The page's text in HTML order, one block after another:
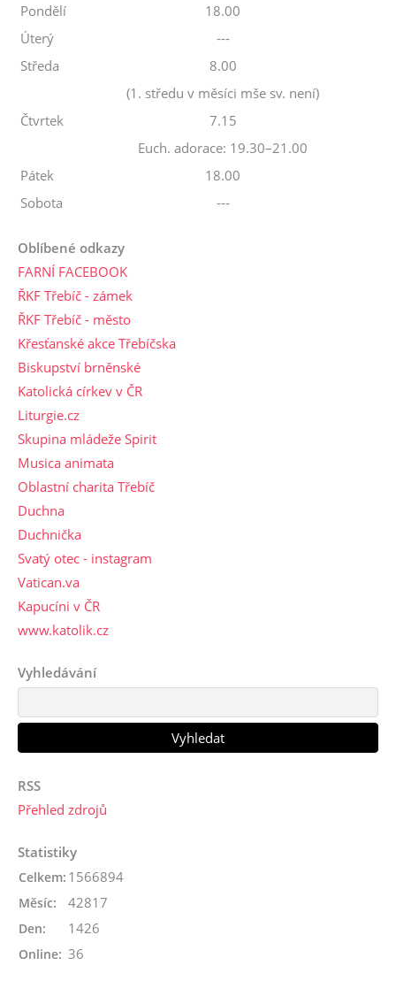
Pondělí
18.00
Úterý
---
Středa
8.00
(1. středu v měsíci mše sv. není)
Čtvrtek
7.15
Euch. adorace: 19.30–21.00
Pátek
18.00
Sobota
---
Oblíbené odkazy
FARNÍ FACEBOOK
ŘKF Třebíč - zámek
ŘKF Třebíč - město
Křesťanské akce Třebíčska
Biskupství brněnské
Katolická církev v ČR
Liturgie.cz
Skupina mládeže Spirit
Musica animata
Oblastní charita Třebíč
Duchna
Duchnička
Svatý otec - instagram
Vatican.va
Kapucíni v ČR
www.katolik.cz
Vyhledávání
RSS
Přehled zdrojů
Statistiky
Online: 36
Celkem: 1566894
Měsíc: 42817
Den: 1426